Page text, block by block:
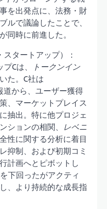
を出発点に、法務・財
ルで議論したことで、
同時に前進した。
タートアップ）：
Cは、
トークンイン
た。C社は
道から、ユーザー獲得
、マーケットプレイス
抽出。特に他プロジェ
ションの相関、 レベニ
性に関する分析に着目
抑制、および初期コミ
計画へとピボットし
下回ったがアクティ
、より持続的な成長指